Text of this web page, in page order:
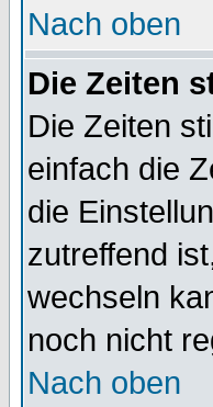
Nach oben
Die Zeiten
Die Zeiten
einfach die
die
zutreffend
wechseln
noch nicht
Nach oben